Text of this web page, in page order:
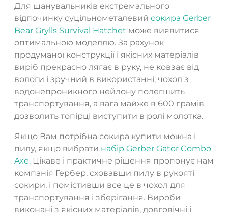
Для шанувальників екстремального
відпочинку суцільнометалевий сокира Gerber
Bear Grylls Survival Hatchet може виявитися
оптимальною моделлю. За рахунок
продуманої конструкції і якісних матеріалів
виріб прекрасно лягає в руку, не ковзає від
вологи і зручний в використанні; чохол з
водонепроникного нейлону полегшить
транспортування, а вага майже в 600 грамів
дозволить топірці виступити в ролі молотка.
Якщо Вам потрібна сокира купити можна і
пилу, якщо вибрати набір Gerber Gator Combo
Axe. Цікаве і практичне рішення пропонує нам
компанія Гербер, сховавши пилу в рукояті
сокири, і помістивши все це в чохол для
транспортування і зберігання. Вироби
виконані з якісних матеріалів, довговічні і